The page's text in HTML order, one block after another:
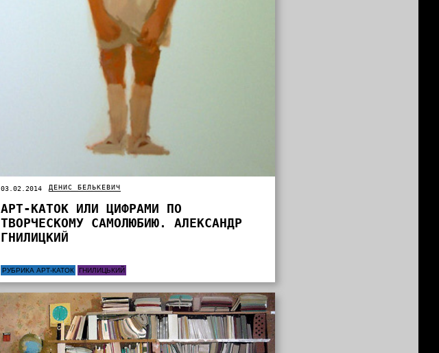
03.02.2014 ДЕНИС БЕЛЬКЕВИЧ
АРТ-КАТОК ИЛИ ЦИФРАМИ ПО
ТВОРЧЕСКОМУ САМОЛЮБИЮ. АЛЕКСАНДР
ГНИЛИЦКИЙ
РУБРИКА АРТ-КАТОК ГНИЛИЦЬКИЙ